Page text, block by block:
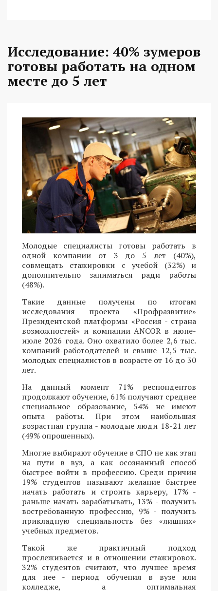
Исследование: 40% зумеров
готовы работать на одном
месте до 5 лет
Молодые специалисты готовы работать в
одной компании от 3 до 5 лет (40%),
совмещать стажировки с учебой (32%) и
дополнительно заниматься ради работы
(48%).
Такие данные получены по итогам
исследования проекта «Профразвитие»
Президентской платформы «Россия - страна
возможностей» и компании ANCOR в июне-
июле 2026 года. Оно охватило более 2,6 тыс.
компаний-работодателей и свыше 12,5 тыс.
молодых специалистов в возрасте от 16 до 30
лет.
На данный момент 71% респондентов
продолжают обучение, 61% получают среднее
специальное образование, 54% не имеют
опыта работы. При этом наибольшая
возрастная группа - молодые люди 18-21 лет
(49% опрошенных).
Многие выбирают обучение в СПО не как этап
на пути в вуз, а как осознанный способ
быстрее войти в профессию. Среди причин
19% студентов называют желание быстрее
начать работать и строить карьеру, 17% -
раньше начать зарабатывать, 13% - получить
востребованную профессию, 9% - получить
прикладную специальность без «лишних»
учебных предметов.
Такой же практичный подход
прослеживается и в отношении стажировок.
32% студентов считают, что лучшее время
для нее - период обучения в вузе или
колледже, а оптимальная